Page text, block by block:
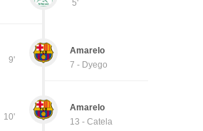
5'
9'
Amarelo
7 - Dyego
10'
Amarelo
13 - Catela